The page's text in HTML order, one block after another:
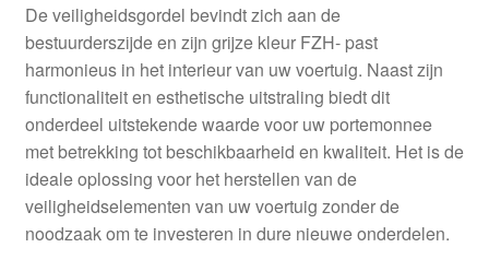
De veiligheidsgordel bevindt zich aan de
bestuurderszijde en zijn grijze kleur FZH- past
harmonieus in het interieur van uw voertuig. Naast zijn
functionaliteit en esthetische uitstraling biedt dit
onderdeel uitstekende waarde voor uw portemonnee
met betrekking tot beschikbaarheid en kwaliteit. Het is de
ideale oplossing voor het herstellen van de
veiligheidselementen van uw voertuig zonder de
noodzaak om te investeren in dure nieuwe onderdelen.